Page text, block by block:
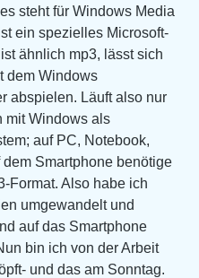
steht für Windows Media
ein spezielles Microsoft-
ähnlich mp3, lässt sich
dem Windows
abspielen. Läuft also nur
mit Windows als
auf PC, Notebook,
dem Smartphone benötige
Format. Also habe ich
umgewandelt und
auf das Smartphone
bin ich von der Arbeit
und das am Sonntag.